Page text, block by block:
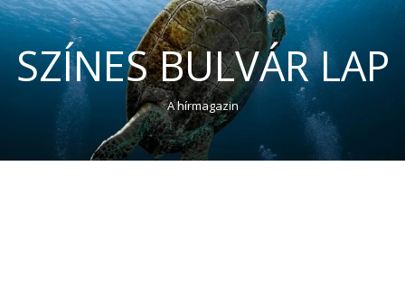
SZÍNES BULVÁR LAP
A hírmagazin